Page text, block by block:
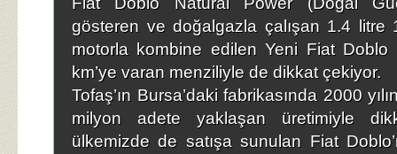
gösteren ve doğalgazla çalışan 1.4 litre
motorla kombine edilen Yeni Fiat Doblo
km’ye varan menziliyle de dikkat çekiyor.
Tofaş’ın Bursa’daki fabrikasında 2000
milyon adete yaklaşan üretimiyle
ülkemizde de satışa sunulan Fiat